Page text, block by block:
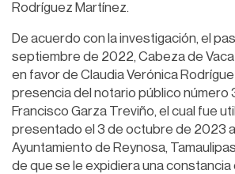
Rodríguez Martínez.
De acuerdo con la investigación, el
septiembre de 2022, Cabeza de
en favor de Claudia Verónica
presencia del notario público número
Francisco Garza Treviño, el cual fue
presentado el 3 de octubre de 2023
Ayuntamiento de Reynosa,
de que se le expidiera una constancia